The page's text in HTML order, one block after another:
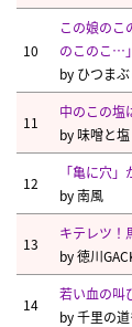
10
この娘の
のこのこ…」
by ひつま
11
中のこの塩
by 味噌と塩
12
「亀に穴
by南風
13
キテレツ！
by徳川
14
若い血の叫
by千里の